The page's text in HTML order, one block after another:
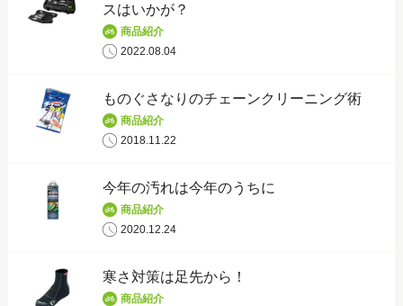
スはいかが？
商品紹介
2022.08.04
ものぐさなりのチェーンクリーニング術
商品紹介
2018.11.22
今年の汚れは今年のうちに
商品紹介
2020.12.24
寒さ対策は足先から！
商品紹介